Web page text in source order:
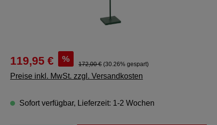
119,95 € %
172,00 € (30.26% gespart)
Preise inkl. MwSt. zzgl. Versandkosten
Sofort verfügbar, Lieferzeit: 1-2 Wochen